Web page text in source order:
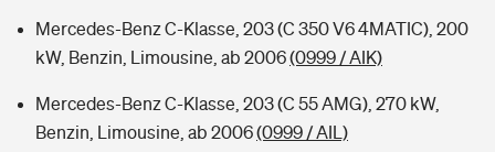
Mercedes-Benz C-Klasse, 203 (C 350 V6 4MATIC), 200
kW, Benzin, Limousine, ab 2006(0999 / AIK)
Mercedes-Benz C-Klasse, 203 (C 55 AMG), 270 kW,
Benzin, Limousine, ab 2006(0999 / AIL)